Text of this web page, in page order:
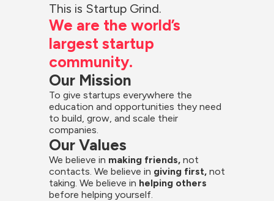
This is Startup Grind.
We are the world’s
largest startup
community.
Our Mission
To give startups everywhere the
education and opportunities they need
to build, grow, and scale their
companies.
Our Values
We believe in making friends, not
contacts. We believe in giving first, not
taking. We believe in helping others
before helping yourself.